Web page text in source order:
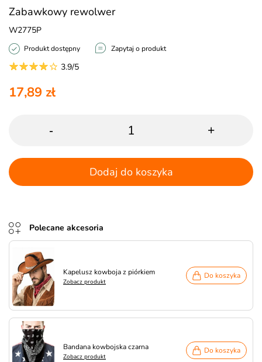
Zabawkowy rewolwer
W2775P
Produkt dostępny Zapytaj o produkt
3.9/5
17,89 zł
- +
Dodaj do koszyka
Polecane akcesoria
Kapelusz kowboja z piórkiem
Zobacz produkt
Do koszyka
Bandana kowbojska czarna
Zobacz produkt
Do koszyka